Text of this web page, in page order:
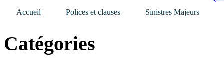
Accueil Polices et clauses Sinistres Majeurs
Catégories